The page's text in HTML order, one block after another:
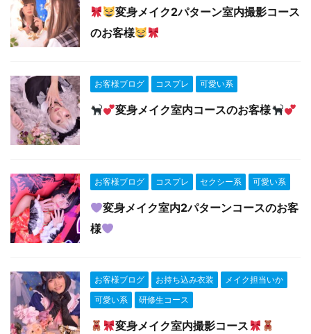
変身メイク2パターン室内撮影コース
のお客様
お客様ブログ コスプレ 可愛い系
変身メイク室内コースのお客様
お客様ブログ コスプレ セクシー系 可愛い系
変身メイク室内2パターンコースのお客
様
お客様ブログ お持ち込み衣装
メイク担当いか
可愛い系
研修生コース
変身メイク室内撮影コース